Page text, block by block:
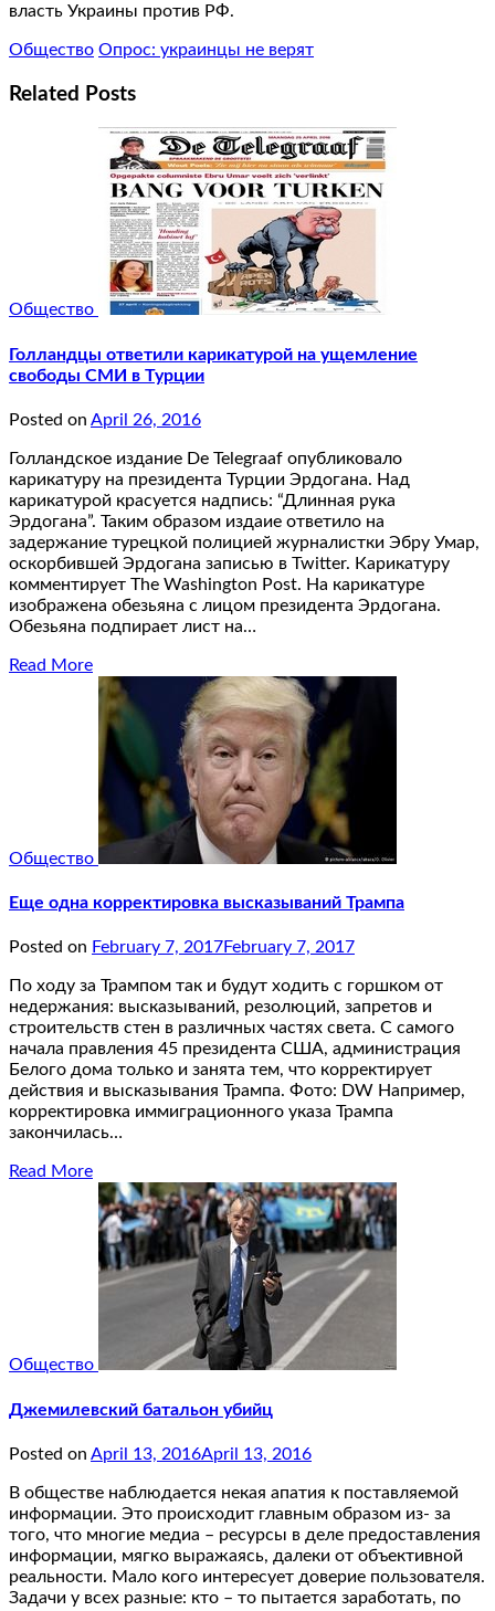
власть Украины против РФ.
Общество Опрос: украинцы не верят
Related Posts
Общество
Голландцы ответили карикатурой на ущемление
свободы СМИ в Турции
Posted on April 26, 2016
Голландское издание De Telegraaf опубликовало
карикатуру на президента Турции Эрдогана. Над
карикатурой красуется надпись: “Длинная рука
Эрдогана”. Таким образом издаие ответило на
задержание турецкой полицией журналистки Эбру Умар,
оскорбившей Эрдогана записью в Twitter. Карикатуру
комментирует The Washington Post. На карикатуре
изображена обезьяна с лицом президента Эрдогана.
Обезьяна подпирает лист на…
Read More
Общество
Еще одна корректировка высказываний Трампа
Posted on February 7, 2017February 7, 2017
По ходу за Трампом так и будут ходить с горшком от
недержания: высказываний, резолюций, запретов и
строительств стен в различных частях света. С самого
начала правления 45 президента США, администрация
Белого дома только и занята тем, что корректирует
действия и высказывания Трампа. Фото: DW Например,
корректировка иммиграционного указа Трампа
закончилась…
Read More
Общество
Джемилевский батальон убийц
Posted on April 13, 2016April 13, 2016
В обществе наблюдается некая апатия к поставляемой
информации. Это происходит главным образом из- за
того, что многие медиа – ресурсы в деле предоставления
информации, мягко выражаясь, далеки от объективной
реальности. Мало кого интересует доверие пользователя.
Задачи у всех разные: кто – то пытается заработать, по